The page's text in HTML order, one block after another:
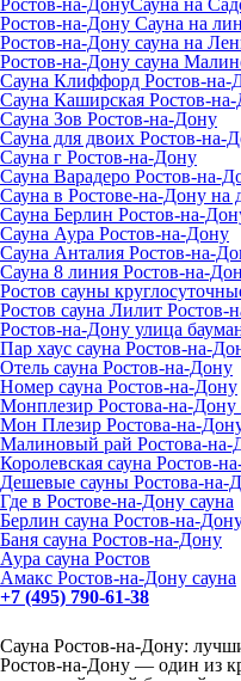
Ростов-на-ДонуСауна на
Ростов-на-Дону Сауна на
Ростов-на-Дону сауна на
Ростов-на-Дону сауна
Сауна Клиффорд Ростов-на-
Сауна Каширская Ростов-
Сауна Зов Ростов-на-Дону
Сауна для двоих Ростов-на-
Сауна г Ростов-на-Дону
Сауна Варадеро Ростов-на-
Сауна в Ростове-на-Дону на
Сауна Берлин Ростов-на-
Сауна Аура Ростов-на-Дону
Сауна Анталия Ростов-на-
Сауна 8 линия Ростов-на-
Ростов сауны
Ростов сауна Лилит Ростов-
Ростов-на-Дону улица
Пар хаус сауна Ростов-на-
Отель сауна Ростов-на-Дону
Номер сауна Ростов-на-Дону
Монплезир Ростова-на-Дону
Мон Плезир Ростова-на-
Малиновый рай Ростова-на-
Королевская сауна Ростов-
Дешевые сауны Ростова-на-
Где в Ростове-на-Дону сауна
Берлин сауна Ростов-на-
Баня сауна Ростов-на-Дону
Аура сауна Ростов
Амакс Ростов-на-Дону сауна
+7 (495) 790-61-38
Сауна Ростов-на-Дону:
Ростов-на-Дону — один из